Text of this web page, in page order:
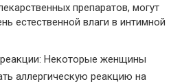
препаратов, могут
естественной влаги в интимной
реакции: Некоторые женщины
аллергическую реакцию на